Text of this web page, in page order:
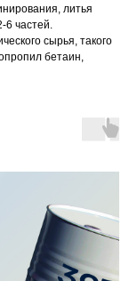
литья
6 частей.
сырья, такого
бетаин,